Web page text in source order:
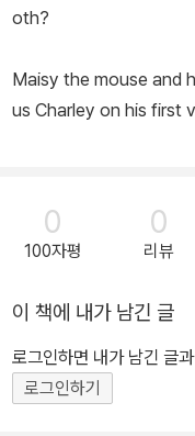
oth?
Maisy the mouse and
us Charley on his first
0
100자평
0
리뷰
이 책에 내가 남긴 글
로그인하면 내가 남긴 글
로그인하기